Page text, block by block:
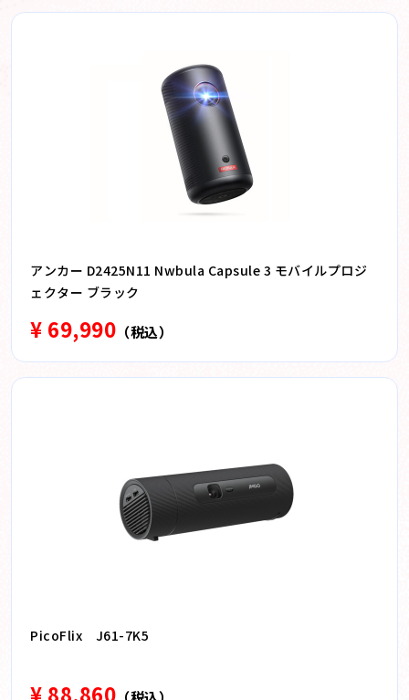
アンカー D2425N11 Nwbula Capsule 3 モバイルプロジ
ェクター ブラック
¥ 69,990 （税込）
PicoFlix J61-7K5
¥ 88,860